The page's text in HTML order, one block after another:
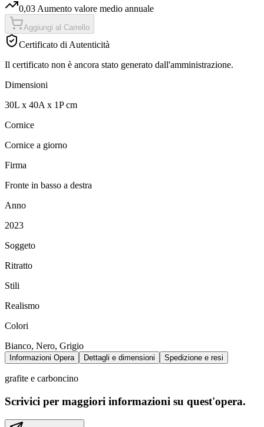
0,03 Aumento valore medio annuale
Aggiungi al Carrello
Certificato di Autenticità
Il certificato non è ancora stato generato dall'amministrazione.
Dimensioni
30L x 40A x 1Pcm
Cornice
Cornice a giorno
Firma
Fronte in basso a destra
Anno
2023
Soggeto
Ritratto
Stili
Realismo
Colori
Bianco, Nero, Grigio
Informazioni Opera Dettagli e dimensioni Spedizione e resi
grafite e carboncino
Scrivici per maggiori informazioni su quest'opera.